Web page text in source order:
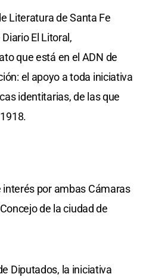
Literatura de Santa Fe
El Litoral,
que está en el ADN de
el apoyo a toda iniciativa
identitarias, de las que
interés por ambas Cámaras
de la ciudad de
Diputados, la iniciativa